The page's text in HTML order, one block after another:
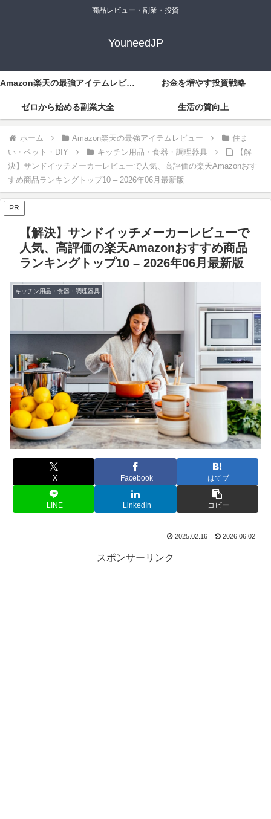
商品レビュー・副業・投資
YouneedJP
Amazon楽天の最強アイテムレビュー お金を増やす投資戦略
ゼロから始める副業大全 生活の質向上
ホーム Amazon楽天の最強アイテムレビュー
住ま
い・ペット・DIY
キッチン用品・食器・調理器具
【解
決】サンドイッチメーカーレビューで人気、高評価の楽天Amazonおす
すめ商品ランキングトップ10 – 2026年06月最新版
PR
【解決】サンドイッチメーカーレビューで
人気、高評価の楽天Amazonおすすめ商品
ランキングトップ10 – 2026年06月最新版
キッチン用品・食器・調理器具
X Facebook はてブ
LINE LinkedIn コピー
2025.02.16 2026.06.02
スポンサーリンク